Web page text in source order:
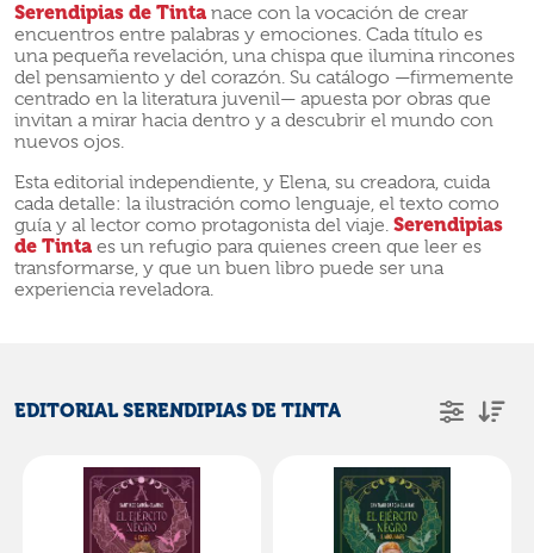
Serendipias de Tinta nace con la vocación de crear
encuentros entre palabras y emociones. Cada título es
una pequeña revelación, una chispa que ilumina rincones
del pensamiento y del corazón. Su catálogo —firmemente
centrado en la literatura juvenil— apuesta por obras que
invitan a mirar hacia dentro y a descubrir el mundo con
nuevos ojos.
Esta editorial independiente, y Elena, su creadora, cuida
cada detalle: la ilustración como lenguaje, el texto como
guía y al lector como protagonista del viaje. Serendipias
de Tinta es un refugio para quienes creen que leer es
transformarse, y que un buen libro puede ser una
experiencia reveladora.
EDITORIAL SERENDIPIAS DE TINTA